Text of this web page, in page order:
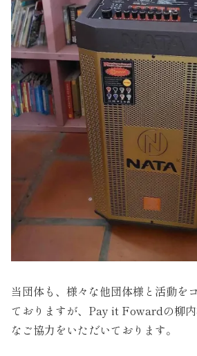
当団体も、様々な他団体様と活動を
ておりますが、Pay it Fowardの柳
なご協力をいただいております。